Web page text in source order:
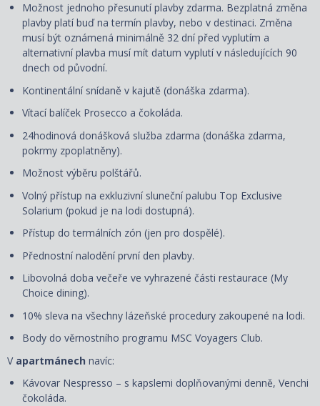
Možnost jednoho přesunutí plavby zdarma. Bezplatná změna
plavby platí buď na termín plavby, nebo v destinaci. Změna
musí být oznámená minimálně 32 dní před vyplutím a
alternativní plavba musí mít datum vyplutí v následujících 90
dnech od původní.
Kontinentální snídaně v kajutě (donáška zdarma).
Vítací balíček Prosecco a čokoláda.
24hodinová donášková služba zdarma (donáška zdarma,
pokrmy zpoplatněny).
Možnost výběru polštářů.
Volný přístup na exkluzivní sluneční palubu Top Exclusive
Solarium (pokud je na lodi dostupná).
Přístup do termálních zón (jen pro dospělé).
Přednostní nalodění první den plavby.
Libovolná doba večeře ve vyhrazené části restaurace (My
Choice dining).
10% sleva na všechny lázeňské procedury zakoupené na lodi.
Body do věrnostního programu MSC Voyagers Club.
V apartmánech navíc:
Kávovar Nespresso – s kapslemi doplňovanými denně, Venchi
čokoláda.